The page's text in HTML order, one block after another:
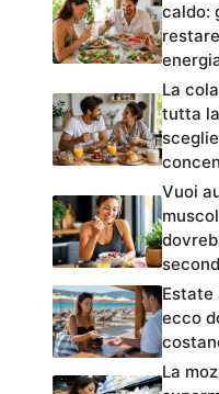
caldo:
La
tutta
Vuoi
Estate
ecco
La